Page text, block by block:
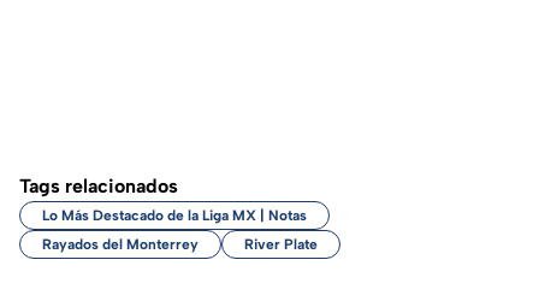
Tags relacionados
Lo Más Destacado de la Liga MX | Notas
Rayados del Monterrey
River Plate